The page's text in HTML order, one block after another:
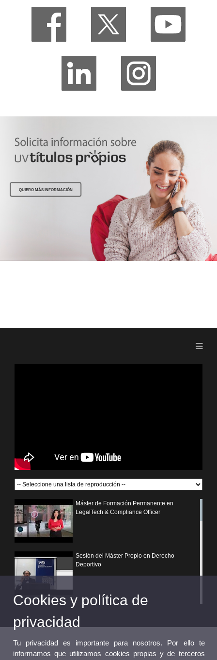
QUIERO MÁS INFORMACIÓN
Máster de Formación Permanente en
LegalTech & Compliance Officer
Sesión del Máster Propio en Derecho
Deportivo
¿Por qué elegir un postgrado propio de la
Universitat de València?
Cookies y política de
privacidad
Tu privacidad es importante para nosotros. Por ello te
informamos que utilizamos cookies propias y de terceros